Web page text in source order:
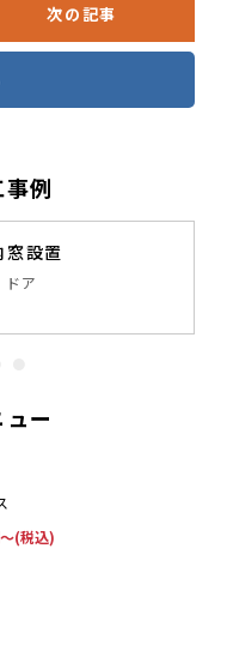
次の記事
例
窓設置
ドア
ー
コミ
(税込)